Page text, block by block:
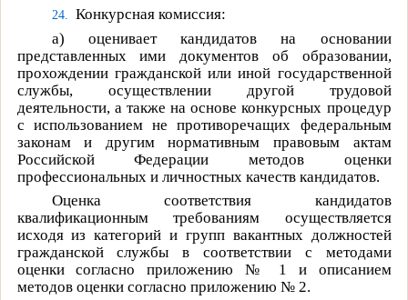
24.
Конкурсная комиссия:
а) оценивает кандидатов на основании
представленных ими документов об образовании,
прохождении гражданской или иной государственной
службы, осуществлении другой трудовой
деятельности, а также на основе конкурсных процедур
с использованием не противоречащих федеральным
законам и другим нормативным правовым актам
Российской Федерации методов оценки
профессиональных и личностных качеств кандидатов.
Оценка соответствия кандидатов
квалификационным требованиям осуществляется
исходя из категорий и групп вакантных должностей
гражданской службы в соответствии с методами
оценки согласно приложению № 1 и описанием
методов оценки согласно приложению № 2.